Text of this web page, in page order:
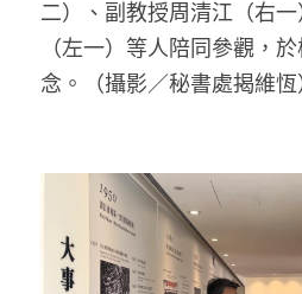
二）、副教授周清江（右
（左一）等人陪同參觀，
念。（攝影／秘書處揭維恆